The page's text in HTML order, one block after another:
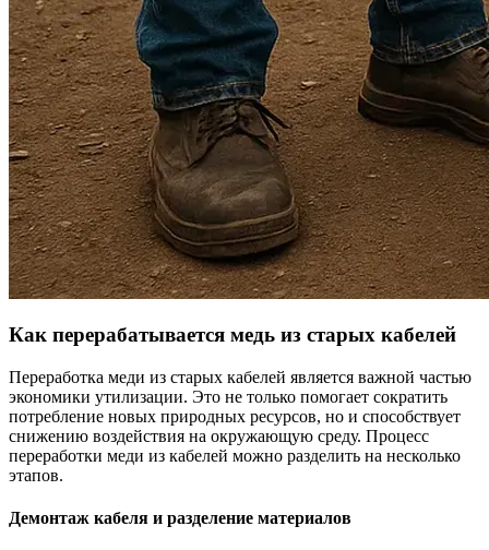
Как перерабатывается медь из старых кабелей
Переработка меди из старых кабелей является важной частью
экономики утилизации. Это не только помогает сократить
потребление новых природных ресурсов, но и способствует
снижению воздействия на окружающую среду. Процесс
переработки меди из кабелей можно разделить на несколько
этапов.
Демонтаж кабеля и разделение материалов